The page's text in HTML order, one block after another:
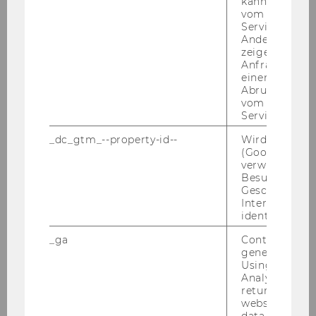
te Revue pas­sie­ren zu las­sen und sich in­spi­rie­
transformationen-durch-die-und-nach-der-
ASB Ös­ter­reich | Fünf Ster­ne
für Pfle­ge­kom­pe­tenz­zen­tren
vom AMP-
Service
Andere
zeigen Opt-
Anfrage im
einen Fehler
Abrufen
vom AMP
Service an.
_dc_gtm_--property-id--
Wird von
(Google Tag
verwendet,
Besucher
Geschlecht
Interessen zu
identifizieren.
_ga
Contains a
generated
Using this
Analytics can
returning
website and